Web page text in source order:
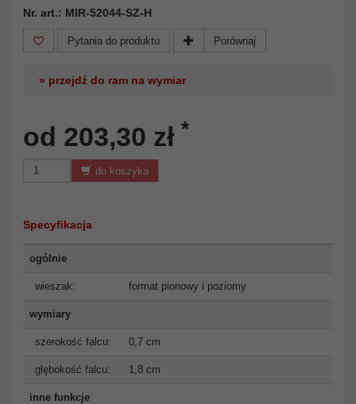
Nr. art.: MIR-52044-SZ-H
Pytania do produktu Porównaj
» przejdź do ram na wymiar
od 203,30 zł *
do koszyka
Specyfikacja
ogólnie
wieszak: format pionowy i poziomy
wymiary
szerokość falcu: 0,7 cm
głębokość falcu: 1,8 cm
inne funkcje